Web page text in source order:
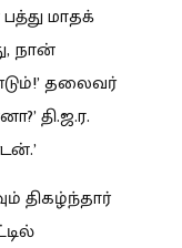
மாதக்
நான்
தலைவர்
தி.ஜ.ர.
திகழ்ந்தார்